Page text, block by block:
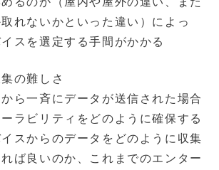
れないかといった違い）によっ
スを選定する手間がかかる
の難しさ
ら一斉にデータが送信された場合
ラビリティをどのように確保する
スからのデータをどのように収集
ば良いのか、これまでのエンター